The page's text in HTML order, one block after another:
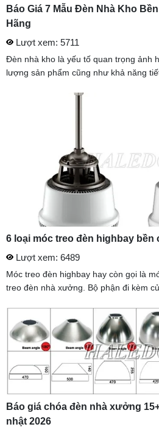
Báo Giá 7 Mẫu Đèn Nhà Kho
Hãng
Lượt xem: 5711
Đèn nhà kho là yếu tố quan trọng ảnh
lượng sản phẩm cũng như khả năng
6 loại móc treo đèn highbay bền
Lượt xem: 6489
Móc treo đèn highbay hay còn gọi là
treo đèn nhà xưởng. Bộ phận đi kèm
Báo giá chóa đèn nhà xưởng
nhật 2026